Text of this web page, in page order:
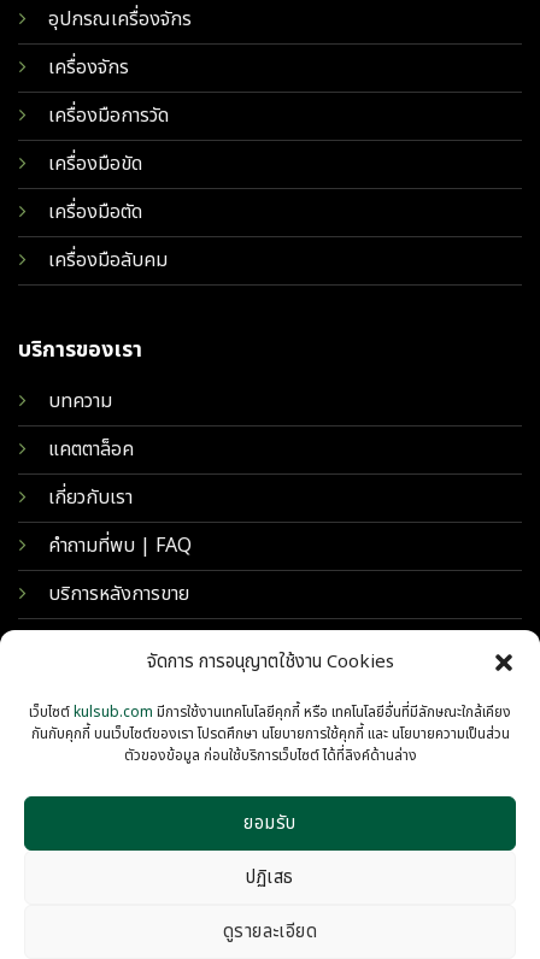
จัดการ การอนุญาตใช้งาน Cookies
เว็บไซต์kulsub.com มีการใช้งานเทคโนโลยีคุกกี้ หรือ เทคโนโลยีอื่นที่มีลักษณะใกล้เคียง
กันกับคุกกี้ บนเว็บไซต์ของเรา โปรดศึกษา นโยบายการใช้คุกกี้ และ นโยบายความเป็นส่วน
ตัวของข้อมูล ก่อนใช้บริการเว็บไซต์ ได้ที่ลิงค์ด้านล่าง
ยอมรับ
ปฏิเสธ
ดูรายละเอียด
อุปกรณเครื่องจักร
เครื่องจักร
เครื่องมือการวัด
เครื่องมือขัด
เครื่องมือตัด
เครื่องมือลับคม
บริการของเรา
บทความ
แคตตาล็อค
เกี่ยวกับเรา
คำถามที่พบ | FAQ
บริการหลังการขาย
© 2026 KULSUB INTERTRADING
PRIVACY COOKIES